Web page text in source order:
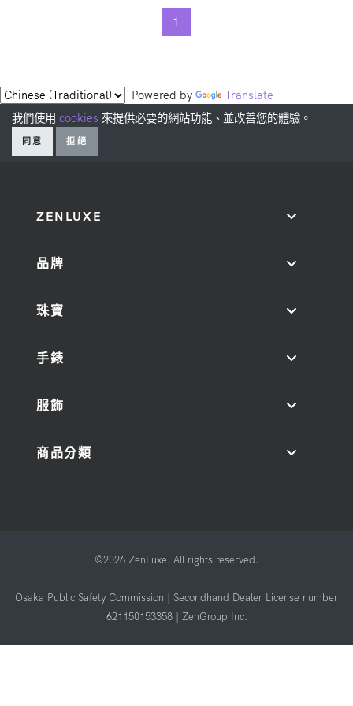
1
Powered by
Translate
我們使用 cookies 來提供必要的網站功能、並改善您的體驗。
同意 拒絕
ZENLUXE
品牌
珠寶
手錶
服飾
商品分類
©2026 ZenLuxe. All rights reserved.
Osaka Public Safety Commission | Secondhand Dealer License number
621150153358 | ZenGroup Inc.